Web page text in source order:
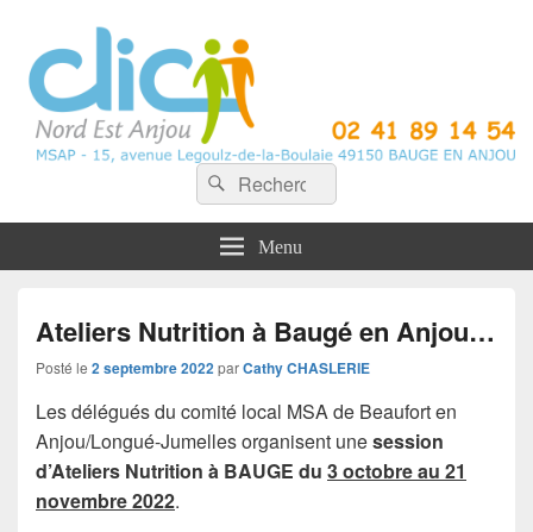
CLIC Nord Est Anjou
Recherche :
Rechercher
Menu
Ateliers Nutrition à Baugé en Anjou…
Posté le 2 septembre 2022parCathy CHASLERIE
Les délégués du comité local MSA de Beaufort en
Anjou/Longué-Jumelles organisent unesession
d’Ateliers Nutrition à BAUGE du 3 octobre au 21
novembre 2022.